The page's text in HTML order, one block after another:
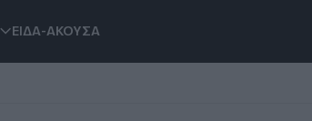
ΕΙΔΑ-ΑΚΟΥΣΑ